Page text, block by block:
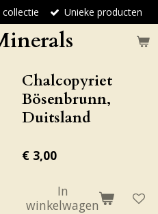
collectie Unieke producten
Chalcopyriet
Bösenbrunn,
Duitsland
€ 3,00
In
winkelwagen